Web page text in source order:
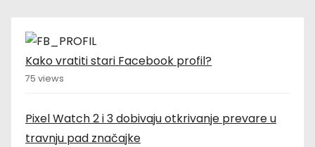
Kako vratiti stari Facebook profil?
75 views
Pixel Watch 2 i 3 dobivaju otkrivanje prevare u
travnju pad značajke